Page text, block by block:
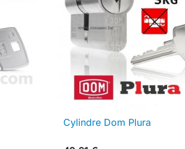
 Aperçu rapide
Cylindre Dom Plura